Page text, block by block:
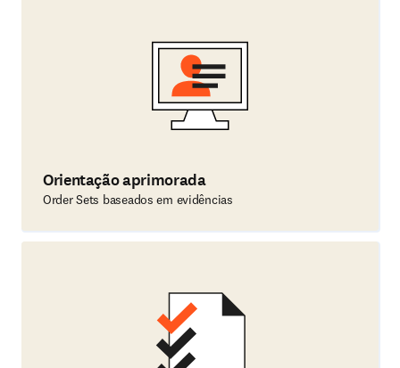
Orientação aprimorada
Order Sets baseados em evidências